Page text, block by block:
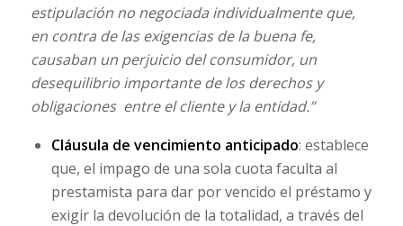
estipulación no negociada individualmente que,
en contra de las exigencias de la buena fe,
causaban un perjuicio del consumidor, un
desequilibrio importante de los derechos y
obligaciones entre el cliente y la entidad.”
Cláusula de vencimiento anticipado: establece
que, el impago de una sola cuota faculta al
prestamista para dar por vencido el préstamo y
exigir la devolución de la totalidad, a través del